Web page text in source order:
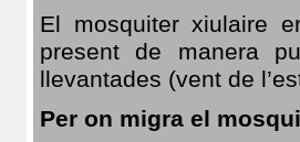
El mosquiter xiulaire
present de manera
llevantades (vent de
Per on migra el